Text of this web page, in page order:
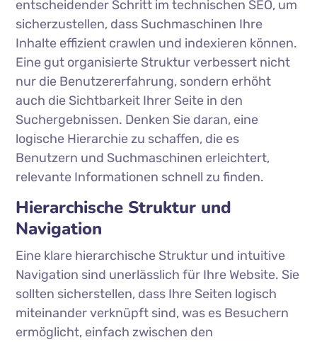
entscheidender Schritt im technischen SEO, um
sicherzustellen, dass Suchmaschinen Ihre
Inhalte effizient crawlen und indexieren können.
Eine gut organisierte Struktur verbessert nicht
nur die Benutzererfahrung, sondern erhöht
auch die Sichtbarkeit Ihrer Seite in den
Suchergebnissen. Denken Sie daran, eine
logische Hierarchie zu schaffen, die es
Benutzern und Suchmaschinen erleichtert,
relevante Informationen schnell zu finden.
Hierarchische Struktur und
Navigation
Eine klare hierarchische Struktur und intuitive
Navigation sind unerlässlich für Ihre Website. Sie
sollten sicherstellen, dass Ihre Seiten logisch
miteinander verknüpft sind, was es Besuchern
ermöglicht, einfach zwischen den